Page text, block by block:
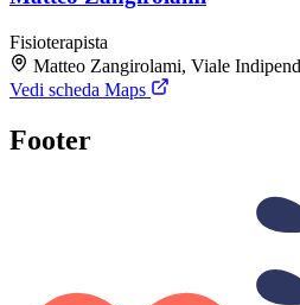
Fisioterapista
Matteo Zangirolami, Viale
Vedi scheda Maps
Footer